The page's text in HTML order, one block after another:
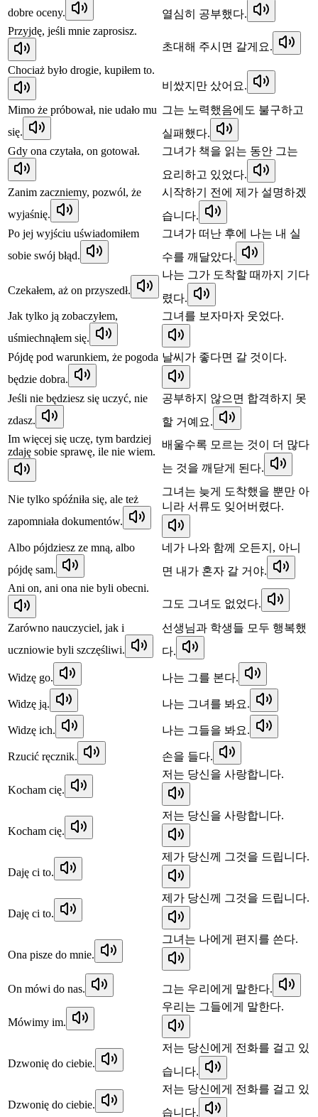
dobre oceny.
열심히 공부했다.
Przyjdę, jeśli mnie zaprosisz.
초대해 주시면 갈게요.
Chociaż było drogie, kupiłem to.
비쌌지만 샀어요.
Mimo że próbował, nie udało mu
się.
그는 노력했음에도 불구하고
실패했다.
Gdy ona czytała, on gotował.
그녀가 책을 읽는 동안 그는
요리하고 있었다.
Zanim zaczniemy, pozwól, że
wyjaśnię.
시작하기 전에 제가 설명하겠
습니다.
Po jej wyjściu uświadomiłem
sobie swój błąd.
그녀가 떠난 후에 나는 내 실
수를 깨달았다.
Czekałem, aż on przyszedł.
나는 그가 도착할 때까지 기다
렸다.
Jak tylko ją zobaczyłem,
uśmiechnąłem się.
그녀를 보자마자 웃었다.
Pójdę pod warunkiem, że pogoda
będzie dobra.
날씨가 좋다면 갈 것이다.
Jeśli nie będziesz się uczyć, nie
zdasz.
공부하지 않으면 합격하지 못
할 거예요.
Im więcej się uczę, tym bardziej
zdaję sobie sprawę, ile nie wiem.
배울수록 모르는 것이 더 많다
는 것을 깨닫게 된다.
Nie tylko spóźniła się, ale też
zapomniała dokumentów.
그녀는 늦게 도착했을 뿐만 아
니라 서류도 잊어버렸다.
Albo pójdziesz ze mną, albo
pójdę sam.
네가 나와 함께 오든지, 아니
면 내가 혼자 갈 거야.
Ani on, ani ona nie byli obecni.
그도 그녀도 없었다.
Zarówno nauczyciel, jak i
uczniowie byli szczęśliwi.
선생님과 학생들 모두 행복했
다.
Widzę go. 나는 그를 본다.
Widzę ją. 나는 그녀를 봐요.
Widzę ich. 나는 그들을 봐요.
Rzucić ręcznik. 손을 들다.
Kocham cię.
저는 당신을 사랑합니다.
Kocham cię.
저는 당신을 사랑합니다.
Daję ci to.
제가 당신께 그것을 드립니다.
Daję ci to.
제가 당신께 그것을 드립니다.
Ona pisze do mnie.
그녀는 나에게 편지를 쓴다.
On mówi do nas. 그는 우리에게 말한다.
Mówimy im.
우리는 그들에게 말한다.
Dzwonię do ciebie.
저는 당신에게 전화를 걸고 있
습니다.
Dzwonię do ciebie.
저는 당신에게 전화를 걸고 있
습니다.